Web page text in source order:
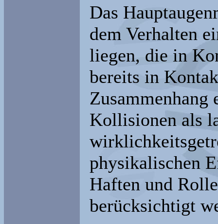
Das
dem Verhalten
liegen, die in
bereits in
Kollisionen als
physikalischen
Haften und
berücksichtigt